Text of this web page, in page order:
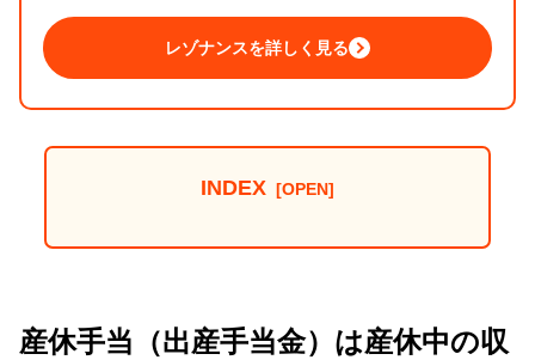
レゾナンスを詳しく見る
INDEX
産休手当（出産手当金）は産休中の収